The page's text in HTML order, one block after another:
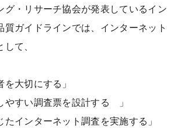
グ・リサーチ協会が発表しているイン
質ガイドラインでは、インターネット
て、
を大切にする」
やすい調査票を設計する 」
たインターネット調査を実施する」